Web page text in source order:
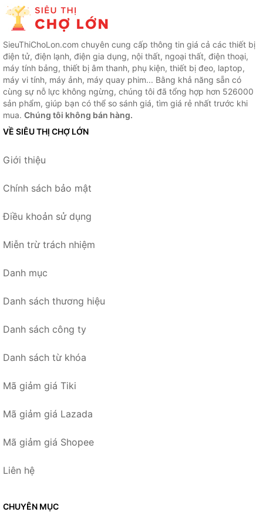
SieuThiChoLon.com chuyên cung cấp thông tin giá cả các thiết bị
điện tử, điện lạnh, điện gia dụng, nội thất, ngoại thất, điện thoại,
máy tính bảng, thiết bị âm thanh, phụ kiện, thiết bị đeo, laptop,
máy vi tính, máy ảnh, máy quay phim... Bằng khả năng sẵn có
cùng sự nỗ lực không ngừng, chúng tôi đã tổng hợp hơn 526000
sản phẩm, giúp bạn có thể so sánh giá, tìm giá rẻ nhất trước khi
mua. Chúng tôi không bán hàng.
VỀ SIÊU THỊ CHỢ LỚN
Giới thiệu
Chính sách bảo mật
Điều khoản sử dụng
Miễn trừ trách nhiệm
Danh mục
Danh sách thương hiệu
Danh sách công ty
Danh sách từ khóa
Mã giảm giá Tiki
Mã giảm giá Lazada
Mã giảm giá Shopee
Liên hệ
CHUYÊN MỤC